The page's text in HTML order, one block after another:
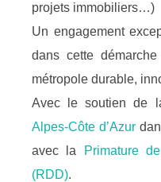
projets immobiliers…)
Un engagement
dans cette
métropole durable,
Avec le soutien de
Alpes-Côte d’Azur
avec la
Primature
(RDD).